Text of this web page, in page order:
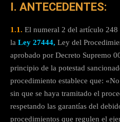
I. ANTECEDENTES:
1.1. El numeral 2 del artículo
la Ley 27444, Ley del
aprobado por Decreto Supremo
principio de la potestad
procedimiento establece que:
sin que se haya tramitado el
respetando las garantías del
procedimientos que regulen el